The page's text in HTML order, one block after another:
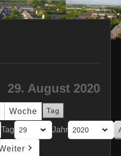
29. August 2020
Woche Tag
Tag Jahr